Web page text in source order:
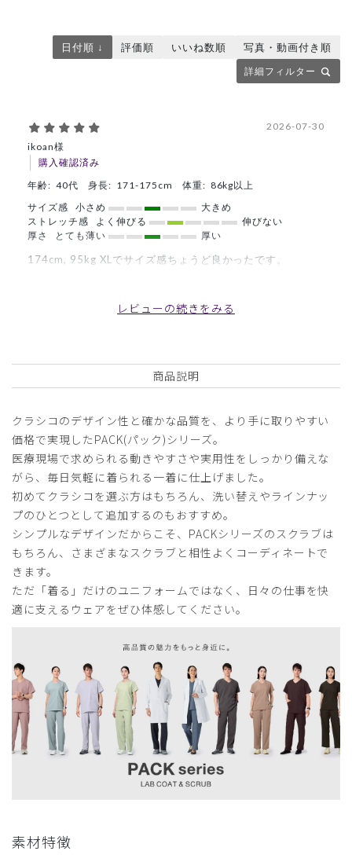
詳細フィルター
日付順 ↓ 評価順 いいね数順 写真・動画付き順
ikoan様
購入確認済み
2026-07-30
年齢: 40代 身長: 171-175cm 体重: 86kg以上
サイズ感
小さめ
大きめ
ストレッチ感
よく伸びる
伸びない
厚さ
とても薄い 厚い
174cm, 95kg XLでサイズ感ちょうど良かったです。
368メンズ白衣:PACKリラックスフィットテーラ
ご購入者様
購入確認済み
年齢:40代 身長:161-165cm 体重:
66-70kg
ストレッチ感
よく伸びる
伸びない
厚さ とても薄い 厚い
ポケットが深いためか、位置の問題か、座っているときにポ
ケットが逆さになり、中身がよく落ちる。
役に立った
2026-07-15
ストレッチ感
レビューの続きをみる
商品説明
クラシコのデザイン性と確かな品質を、より手に取りやすい
価格で実現したPACK(パック)シリーズ。
医療現場で求められる動きやすさや実用性をしっかり備えな
がら、毎日気軽に着られる一着に仕上げました。
初めてクラシコを選ぶ方はもちろん、洗い替えやラインナッ
プのひとつとして追加するのもおすすめ。
シンプルなデザインだからこそ、PACKシリーズのスクラブは
もちろん、さまざまなスクラブと相性よくコーディネートで
きます。
ただ「着る」だけのユニフォームではなく、日々の仕事を快
適に支えるウェアをぜひ体感してください。
素材特徴